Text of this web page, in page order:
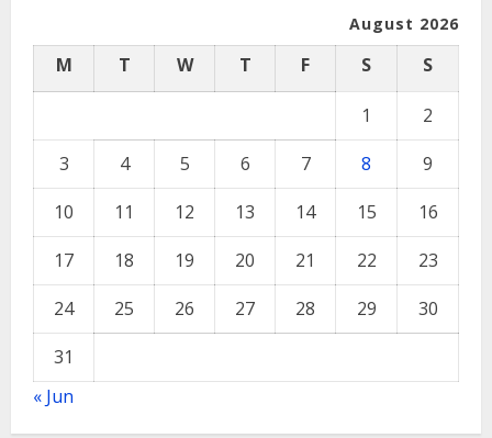
August 2026
M T W T F S S
1
2
3
4 5 6 7 8
9
10
11 12 13 14 15
16
17
18 19 20 21 22
23
24
25 26 27 28 29
30
31
« Jun